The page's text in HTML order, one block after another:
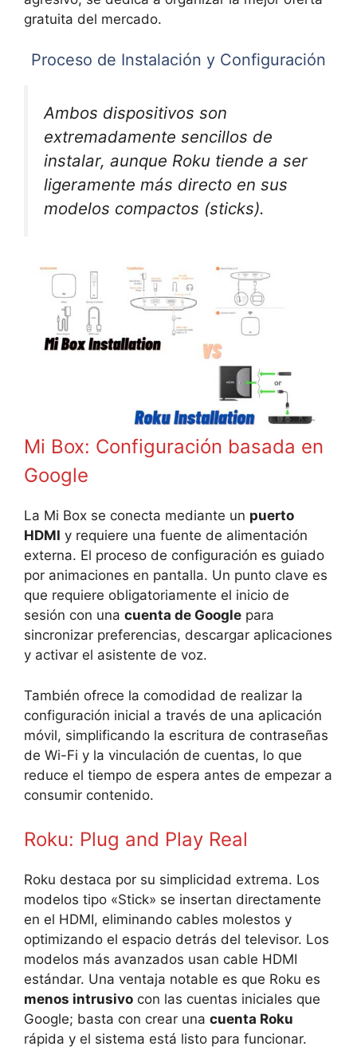
gratuita del mercado.
Proceso de Instalación y Configuración
Ambos dispositivos son
extremadamente sencillos de
instalar, aunque Roku tiende a ser
ligeramente más directo en sus
modelos compactos (sticks).
Mi Box: Configuración basada en
Google
La Mi Box se conecta mediante un puerto
HDMI y requiere una fuente de alimentación
externa. El proceso de configuración es guiado
por animaciones en pantalla. Un punto clave es
que requiere obligatoriamente el inicio de
sesión con una cuenta de Google para
sincronizar preferencias, descargar aplicaciones
y activar el asistente de voz.
También ofrece la comodidad de realizar la
configuración inicial a través de una aplicación
móvil, simplificando la escritura de contraseñas
de Wi-Fi y la vinculación de cuentas, lo que
reduce el tiempo de espera antes de empezar a
consumir contenido.
Roku: Plug and Play Real
Roku destaca por su simplicidad extrema. Los
modelos tipo «Stick» se insertan directamente
en el HDMI, eliminando cables molestos y
optimizando el espacio detrás del televisor. Los
modelos más avanzados usan cable HDMI
estándar. Una ventaja notable es que Roku es
menos intrusivo con las cuentas iniciales que
Google; basta con crear una cuenta Roku
rápida y el sistema está listo para funcionar.